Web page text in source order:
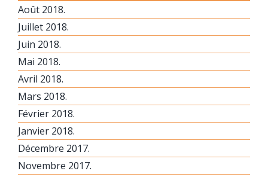
Août 2018.
Juillet 2018.
Juin 2018.
Mai 2018.
Avril 2018.
Mars 2018.
Février 2018.
Janvier 2018.
Décembre 2017.
Novembre 2017.